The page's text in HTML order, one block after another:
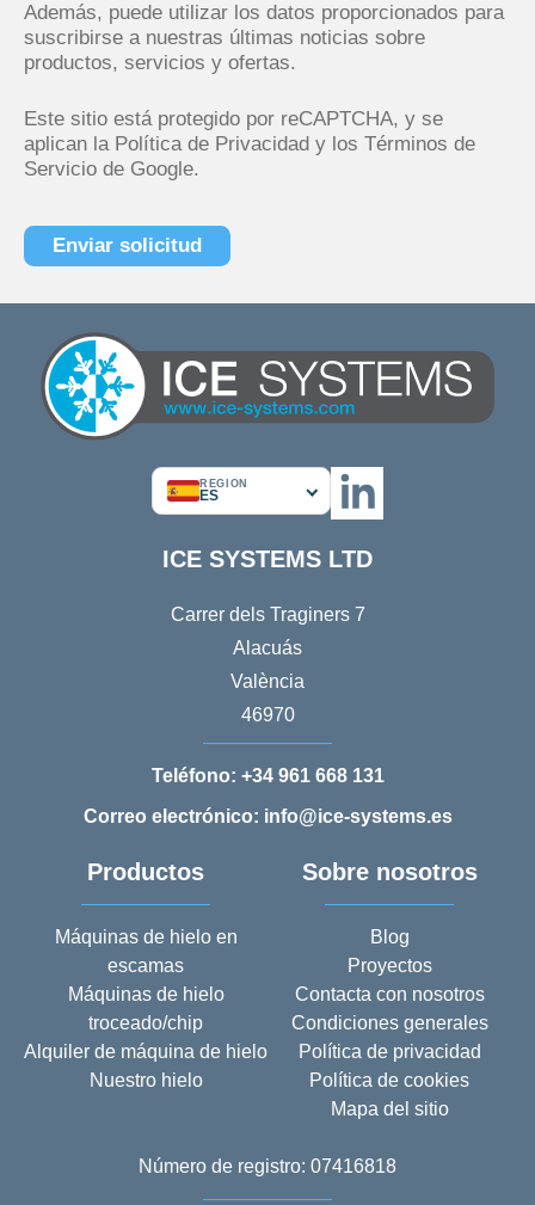
Además, puede utilizar los datos proporcionados para
suscribirse a nuestras últimas noticias sobre
productos, servicios y ofertas.
Este sitio está protegido por reCAPTCHA, y se
aplican la Política de Privacidad y los Términos de
Servicio de Google.
REGION
ES
ICE SYSTEMS LTD
Carrer dels Traginers 7
Alacuás
València
46970
Teléfono: +34 961 668 131
Correo electrónico: info@ice-systems.es
Productos
Máquinas de hielo en
escamas
Máquinas de hielo
troceado/chip
Alquiler de máquina de hielo
Nuestro hielo
Sobre nosotros
Blog
Proyectos
Contacta con nosotros
Condiciones generales
Política de privacidad
Política de cookies
Mapa del sitio
Número de registro: 07416818